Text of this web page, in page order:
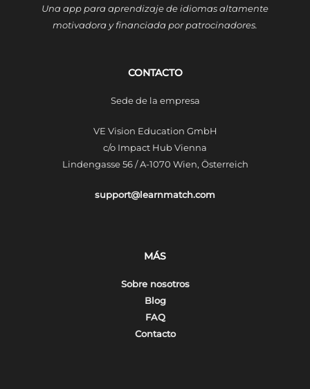
Una app para aprendizaje de idiomas altamente
motivadora y financiada por patrocinadores.
CONTACTO
Sede de la empresa
VE Vision Education GmbH
c/o Impact Hub Vienna
Lindengasse 56 / A-1070 Wien, Österreich
support@learnmatch.com
MÁS
Sobre nosotros
Blog
FAQ
Contacto